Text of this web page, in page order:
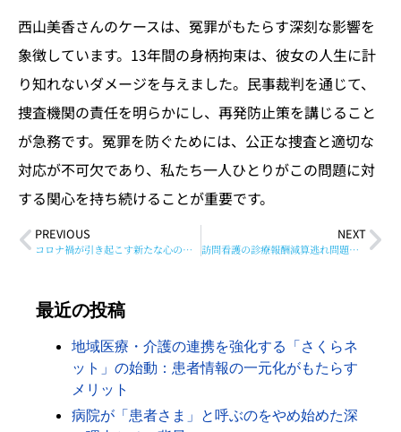
西山美香さんのケースは、冤罪がもたらす深刻な影響を
象徴しています。13年間の身柄拘束は、彼女の人生に計
り知れないダメージを与えました。民事裁判を通じて、
捜査機関の責任を明らかにし、再発防止策を講じること
が急務です。冤罪を防ぐためには、公正な捜査と適切な
対応が不可欠であり、私たち一人ひとりがこの問題に対
する関心を持ち続けることが重要です。
PREVIOUS
コロナ禍が引き起こす新たな心の病「6月病」：訪問看護ステーションの支援とその重要性
NEXT
訪問看護の診療報酬減算逃れ問題：精神科大手の不正行為とその影響
最近の投稿
地域医療・介護の連携を強化する「さくらネ
ット」の始動：患者情報の一元化がもたらす
メリット
病院が「患者さま」と呼ぶのをやめ始めた深